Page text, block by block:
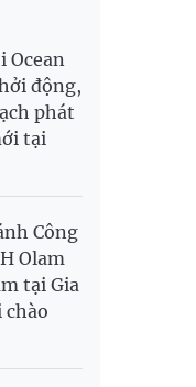
336.84
7,244.36
2,817.41
26,410
143,900,000
Ocean
động,
phát
tại
Công
Olam
tại Gia
chào